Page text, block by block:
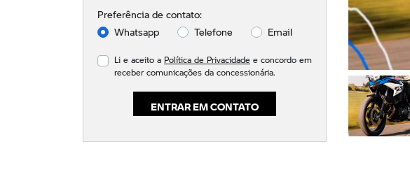
Preferência de contato:
Whatsapp
Telefone Email
Li e aceito a Política de Privacidade e concordo em
receber comunicações da concessionária.
ENTRAR EM CONTATO